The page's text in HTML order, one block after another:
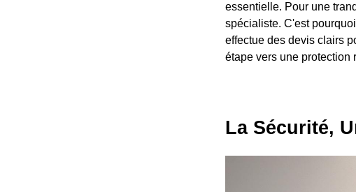
essentielle. Pour une
spécialiste. C'est
effectue des devis clairs
étape vers une protection
La Sécurité,